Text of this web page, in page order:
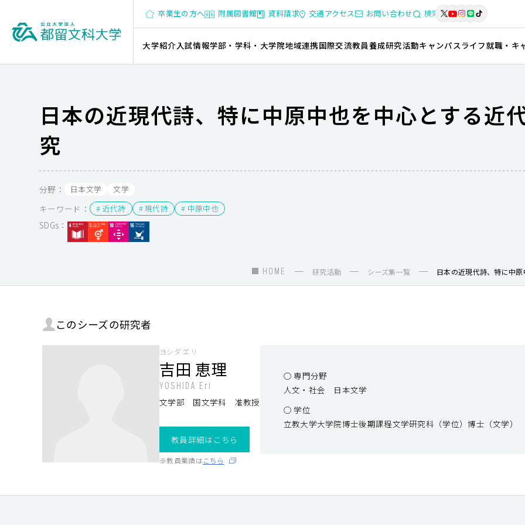
卒業生の方へ 附属図書館 資料請求 交通アクセス お問い合わせ 検索
大学紹介入試情報学部・学科・大学院地域連携国際交流教員養成研究活動キャンパスライフ就職・キ
日本の近現代詩、特に中原中也を中心とする近
究
分野： 日本文学 文学
キーワード： # 近代詩 # 現代詩 # 中原中也
SDGs：
HOME 研究活動 シーズ集一覧
このシーズの研究者
ヨシダ エリ
吉田 恵理
YOSHIDA Eri
文学部 国文学科 准教授
教員詳細はこちら
※教員業績はこちら
○ 専門分野
人文・社会 日本文学
○ 学位
立教大学大学院博士後期課程文学研究科（学位）博士（文学）